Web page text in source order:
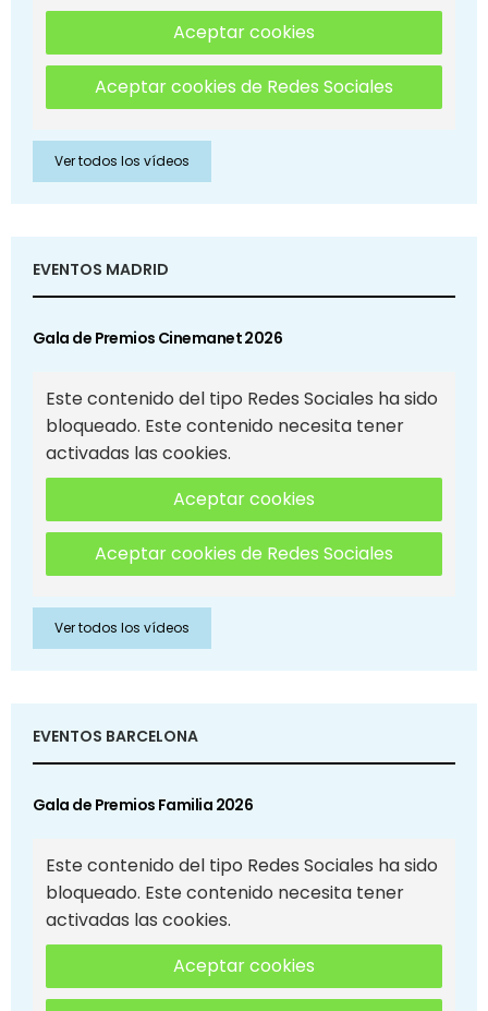
Aceptar cookies
Aceptar cookies de Redes Sociales
Ver todos los vídeos
EVENTOS MADRID
Gala de Premios Cinemanet 2026
Este contenido del tipo Redes Sociales ha sido
bloqueado. Este contenido necesita tener
activadas las cookies.
Aceptar cookies
Aceptar cookies de Redes Sociales
Ver todos los vídeos
EVENTOS BARCELONA
Gala de Premios Familia 2026
Este contenido del tipo Redes Sociales ha sido
bloqueado. Este contenido necesita tener
activadas las cookies.
Aceptar cookies